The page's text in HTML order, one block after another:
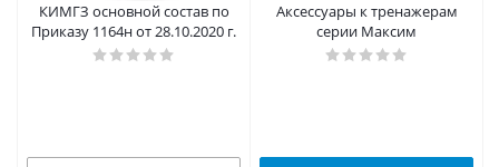
КИМГЗ основной состав по
Приказу 1164н от 28.10.2020 г.
Аксессуары к тренажерам
серии Максим